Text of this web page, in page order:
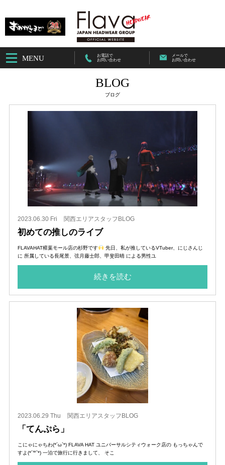
MENU
お電話で
お問い合わせ
メールで
お問い合わせ
BLOG
ブログ
2023.06.30 Fri 関西エリアスタッフBLOG
初めての推しのライブ
FLAVAHAT樟葉モール店の杉野です
先日、私が推しているVTuber、にじさんじ
に 所属している長尾景、弦月藤士郎、甲斐田晴 による男性ユ
続きを読む
2023.06.29 Thu 関西エリアスタッフBLOG
「てんぷら」
こにゃにゃちわ(*´ω`*) FLAVA HAT ユニバーサルシティウォーク店の もっちゃんで
すよ(*´꒳`*) 一泊で旅行に行きまして、 そこ